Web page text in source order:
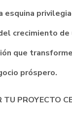
esquina
crecimiento de
que
próspero.
PROYECTO